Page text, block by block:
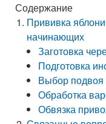
Содержание
Прививка
начинающих
Заготовка
Подготовка
Выбор подвоя
Обработка
Обвязка